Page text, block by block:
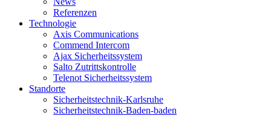
Referenzen
Technologie
Axis Communications
Commend Intercom
Ajax Sicherheitssystem​
Salto Zutrittskontrolle
Telenot Sicherheitssystem
Standorte
Sicherheitstechnik-Karlsruhe
Sicherheitstechnik-Baden-baden